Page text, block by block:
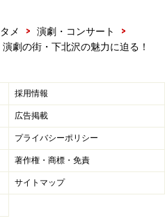
メ > 演劇・コンサート
>
演劇の街・下北沢の魅力に迫る！
採用情報
広告掲載
プライバシーポリシー
著作権・商標・免責
サイトマップ